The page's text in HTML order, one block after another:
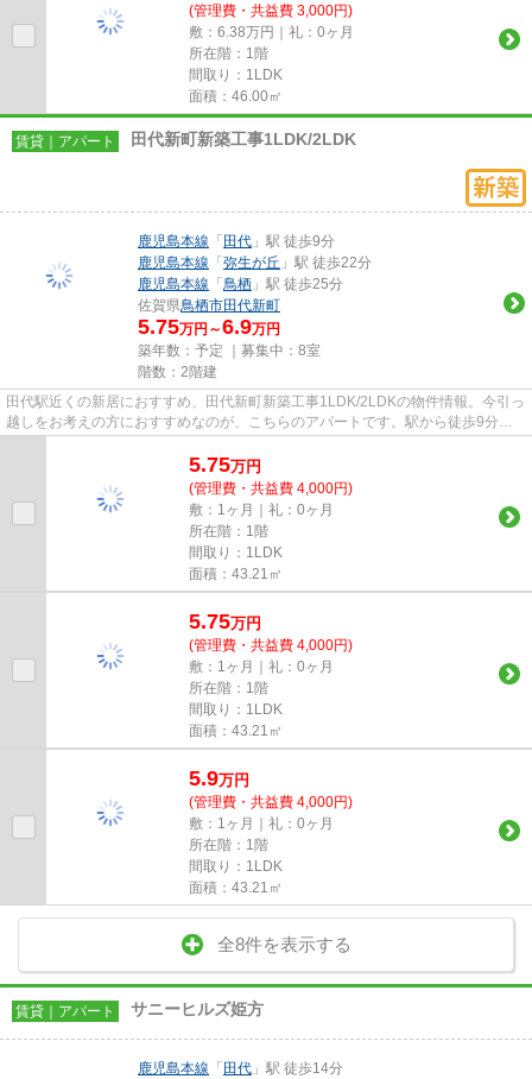
(管理費・共益費 3,000円)
敷：6.38万円｜礼：0ヶ月
所在階：1階
間取り：1LDK
面積：46.00㎡
賃貸｜アパート 田代新町新築工事1LDK/2LDK
鹿児島本線 「田代 」駅 徒歩9分
鹿児島本線 「弥生が丘 」駅 徒歩22分
鹿児島本線 「鳥栖 」駅 徒歩25分
佐賀県鳥栖市田代新町
5.75万円～6.9万円
築年数：予定 ｜募集中： 8室
階数：2階建
田代駅近くの新居におすすめ、田代新町新築工事1LDK/2LDKの物件情報。今引っ
越しをお考えの方におすすめなのが、こちらのアパートです。駅から徒歩9分の
物件で、アクセス良好です。こ...
5.75万円
(管理費・共益費 4,000円)
敷：1ヶ月｜礼：0ヶ月
所在階：1階
間取り：1LDK
面積：43.21㎡
5.75万円
(管理費・共益費 4,000円)
敷：1ヶ月｜礼：0ヶ月
所在階：1階
間取り：1LDK
面積：43.21㎡
5.9万円
(管理費・共益費 4,000円)
敷：1ヶ月｜礼：0ヶ月
所在階：1階
間取り：1LDK
面積：43.21㎡
全8件を表示する
賃貸｜アパート サニーヒルズ姫方
鹿児島本線 「田代 」駅 徒歩14分